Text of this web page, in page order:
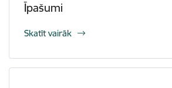
Īpašumi
Skatīt vairāk